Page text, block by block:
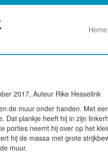
Home
2017, Auteur Rike Hesselink
de muur onder handen. Met
Dat plankje heeft hij in zijn
porties neemt hij over op het
hij de massa met grote
muur.